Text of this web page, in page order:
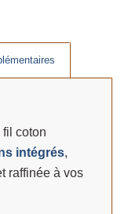
coton
intégrés,
raffinée à vos